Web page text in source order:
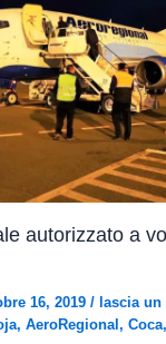
autorizzato a
16, 2019/lascia un
,AeroRegional,Coca